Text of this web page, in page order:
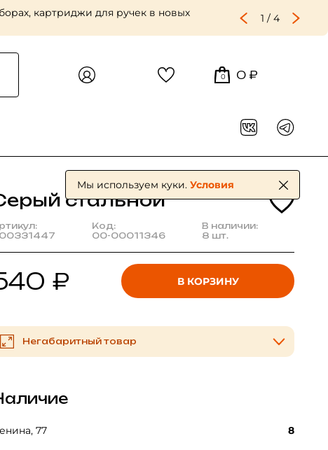
картриджи для ручек в новых
1 / 4
0 0 ₽
стальной
Код:
00-00011346
В наличии:
8 шт.
₽ В КОРЗИНУ
Негабаритный товар
77 8
Мы используем куки. Условия